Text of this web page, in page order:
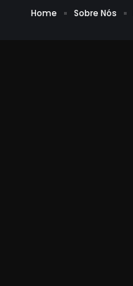
Home Sobre Nós